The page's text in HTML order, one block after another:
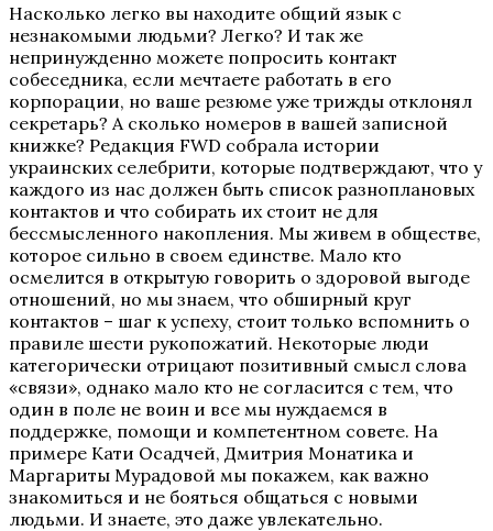
Насколько легко вы находите общий язык с
незнакомыми людьми? Легко? И так же
непринужденно можете попросить контакт
собеседника, если мечтаете работать в его
корпорации, но ваше резюме уже трижды отклонял
секретарь? А сколько номеров в вашей записной
книжке? Редакция FWD собрала истории
украинских селебрити, которые подтверждают, что у
каждого из нас должен быть список разноплановых
контактов и что собирать их стоит не для
бессмысленного накопления. Мы живем в обществе,
которое сильно в своем единстве. Мало кто
осмелится в открытую говорить о здоровой выгоде
отношений, но мы знаем, что обширный круг
контактов – шаг к успеху, стоит только вспомнить о
правиле шести рукопожатий. Некоторые люди
категорически отрицают позитивный смысл слова
«связи», однако мало кто не согласится с тем, что
один в поле не воин и все мы нуждаемся в
поддержке, помощи и компетентном совете. На
примере Кати Осадчей, Дмитрия Монатика и
Маргариты Мурадовой мы покажем, как важно
знакомиться и не бояться общаться с новыми
людьми. И знаете, это даже увлекательно.